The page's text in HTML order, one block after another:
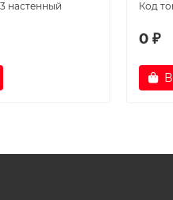
настенный
0 ₽